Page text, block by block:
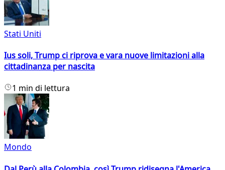
Stati Uniti
Ius soli, Trump ci riprova e vara nuove limitazioni alla
cittadinanza per nascita
1 min di lettura
Mondo